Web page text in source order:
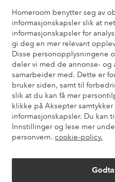
Homeroom benytter seg av
informasjonskapsler slik at
informasjonskapsler for
gi deg en mer relevant
Disse personopplysningene
deler vi med de annonse- og
samarbeider med. Dette er
bruker siden, samt til
slik at du kan få mer
klikke på Aksepter
informasjonskapsler. Du kan
Innstillinger og lese mer
personvern. cookie-policy.
Venner
Sikre
Vil du vite mer om våre
elpy